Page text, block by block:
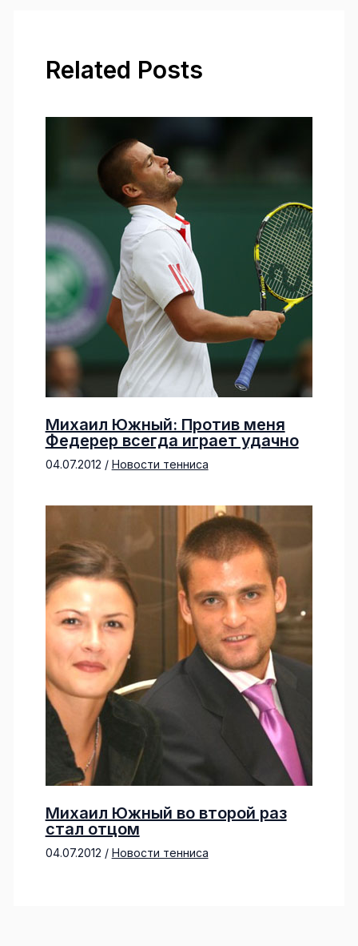
Related Posts
Михаил Южный: Против меня
Федерер всегда играет удачно
04.07.2012 / Новости тенниса
Михаил Южный во второй раз
стал отцом
04.07.2012 / Новости тенниса